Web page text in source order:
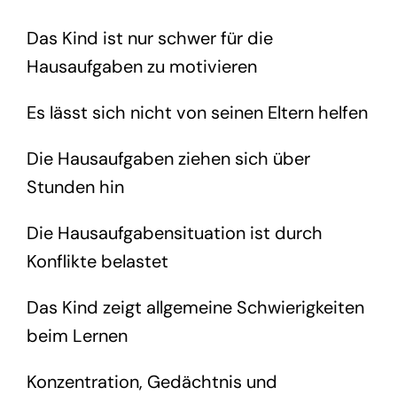
Das Kind ist nur schwer für die
Hausaufgaben zu motivieren
Es lässt sich nicht von seinen Eltern helfen
Die Hausaufgaben ziehen sich über
Stunden hin
Die Hausaufgabensituation ist durch
Konflikte belastet
Das Kind zeigt allgemeine Schwierigkeiten
beim Lernen
Konzentration, Gedächtnis und